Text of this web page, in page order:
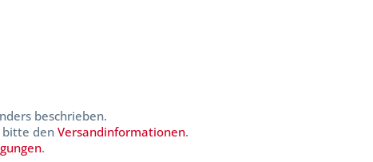
beschrieben.
bitte den Versandinformationen.
.